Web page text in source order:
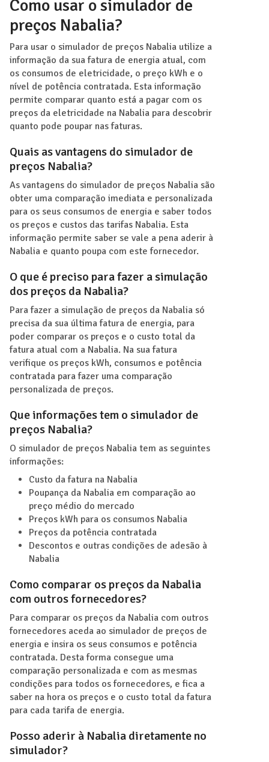
Como usar o simulador de
preços Nabalia?
Para usar o simulador de preços Nabalia utilize a
informação da sua fatura de energia atual, com
os consumos de eletricidade, o preço kWh e o
nível de potência contratada. Esta informação
permite comparar quanto está a pagar com os
preços da eletricidade na Nabalia para descobrir
quanto pode poupar nas faturas.
Quais as vantagens do simulador de
preços Nabalia?
As vantagens do simulador de preços Nabalia são
obter uma comparação imediata e personalizada
para os seus consumos de energia e saber todos
os preços e custos das tarifas Nabalia. Esta
informação permite saber se vale a pena aderir à
Nabalia e quanto poupa com este fornecedor.
O que é preciso para fazer a simulação
dos preços da Nabalia?
Para fazer a simulação de preços da Nabalia só
precisa da sua última fatura de energia, para
poder comparar os preços e o custo total da
fatura atual com a Nabalia. Na sua fatura
verifique os preços kWh, consumos e potência
contratada para fazer uma comparação
personalizada de preços.
Que informações tem o simulador de
preços Nabalia?
O simulador de preços Nabalia tem as seguintes
informações:
Custo da fatura na Nabalia
Poupança da Nabalia em comparação ao
preço médio do mercado
Preços kWh para os consumos Nabalia
Preços da potência contratada
Descontos e outras condições de adesão à
Nabalia
Como comparar os preços da Nabalia
com outros fornecedores?
Para comparar os preços da Nabalia com outros
fornecedores aceda ao simulador de preços de
energia e insira os seus consumos e potência
contratada. Desta forma consegue uma
comparação personalizada e com as mesmas
condições para todos os fornecedores, e fica a
saber na hora os preços e o custo total da fatura
para cada tarifa de energia.
Posso aderir à Nabalia diretamente no
simulador?